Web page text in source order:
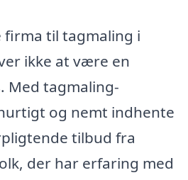
til tagmaling i
ikke at være en
Med tagmaling-
og nemt indhente
tilbud fra
der har erfaring med